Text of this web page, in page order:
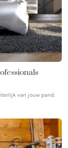
van jouw pand.